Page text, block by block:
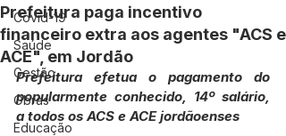
Covid-19
Saúde
Gestão
Obras
Educação
Prefeitura paga incentivo
financeiro extra aos agentes "ACS e
ACE", em Jordão
Prefeitura efetua o pagamento do
popularmente conhecido, 14º salário,
a todos os ACS e ACE jordãoenses